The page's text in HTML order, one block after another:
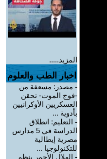
المزيد.....
اخبار الطب والعلوم
- مصدر: مسعفة من
-فوج الموت- تحقن
العسكريين الأوكرانيين
بأدوية ...
- التعليم: انطلاق
الدراسة في 5 مدارس
مصرية إيطالية
للتكنولوجيا ...
- الهلال الأحمر ينظم